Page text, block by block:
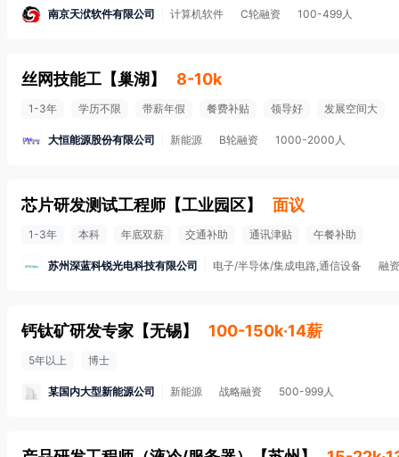
南京天洑软件有限公司 计算机软件 C轮融资 100-499人
丝网技能工 【巢湖 】 8-10k
1-3年 学历不限 带薪年假 餐费补贴 领导好 发展空间大
大恒能源股份有限公司 新能源 B轮融资 1000-2000人
芯片研发测试工程师 【工业园区】 面议
1-3年 本科 年底双薪 交通补助 通讯津贴 午餐补助
苏州深蓝科锐光电科技有限公司 电子/半导体/集成电路,通信设备 融
钙钛矿研发专家 【无锡】 100-150k·14薪
5年以上 博士
某国内大型新能源公司 新能源 战略融资 500-999人